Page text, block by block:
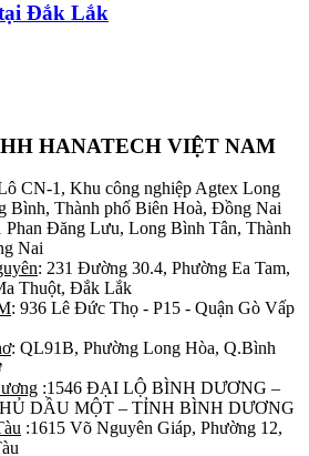
Đắk Lắk
HANATECH VIỆT NAM
CN-1, Khu công nghiệp Agtex Long
Bình, Thành phố Biên Hoà, Đồng Nai
Phan Đăng Lưu, Long Bình Tân, Thành
Nai
: 231 Đường 30.4, Phường Ea Tam,
Thuột, Đắk Lắk
: 936 Lê Đức Thọ - P15 - Quận Gò Vấp
: QL91B, Phường Long Hòa, Q.Bình
:1546 ĐẠI LỘ BÌNH DƯƠNG –
DẦU MỘT – TỈNH BÌNH DƯƠNG
:1615 Võ Nguyên Giáp, Phường 12,